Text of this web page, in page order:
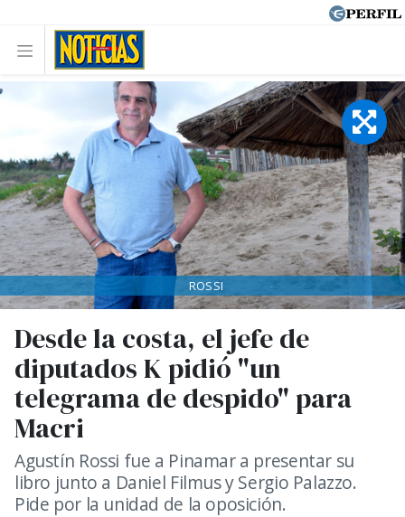
Desde la costa, el jefe de
diputados K pidió "un
telegrama de despido" para
Macri
Agustín Rossi fue a Pinamar a presentar su
libro junto a Daniel Filmus y Sergio Palazzo.
Pide por la unidad de la oposición.
ROSSI